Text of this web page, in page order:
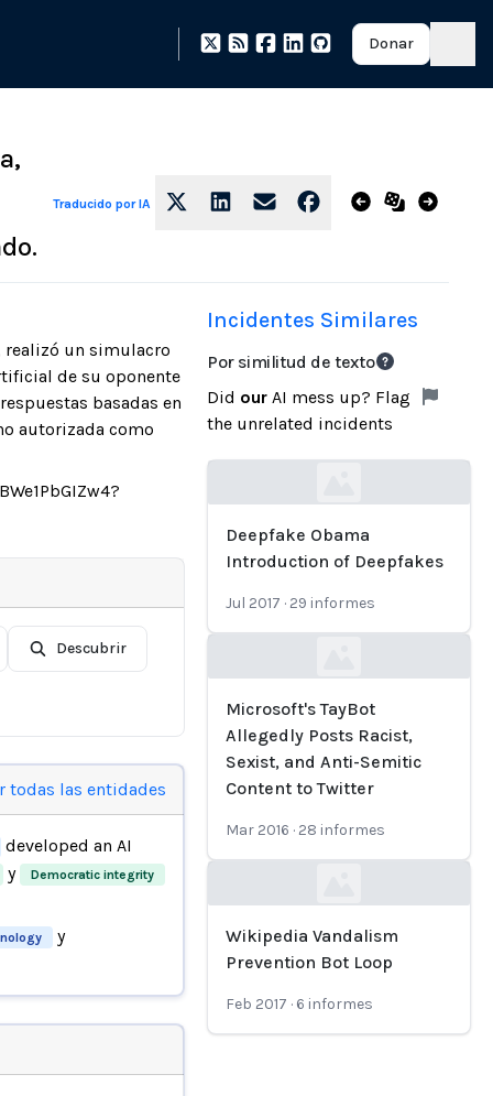
Donar
Traducido por IA
realizó un simulacro
de su oponente
basadas en
autorizada como
Descubrir
todas las entidades
developed an AI
y Democratic integrity
y
Incidentes Similares
Por similitud de texto
Did our AI mess up? Flag
the unrelated incidents
Deepfake Obama
Introduction of Deepfakes
Jul 2017 · 29 informes
Microsoft's TayBot
Allegedly Posts Racist,
Sexist, and Anti-Semitic
Content to Twitter
Mar 2016 · 28 informes
Wikipedia Vandalism
Prevention Bot Loop
Feb 2017 · 6 informes